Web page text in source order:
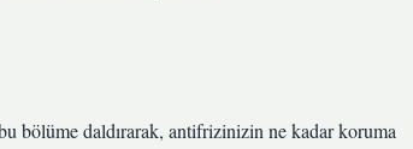
bölüme daldırarak, antifrizinizin ne kadar koruma